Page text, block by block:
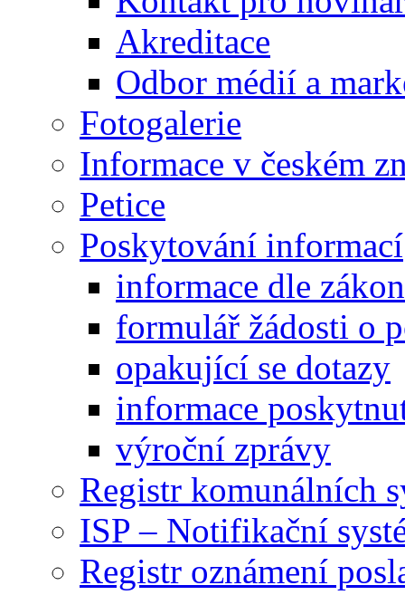
Akreditace
Odbor médií a
Fotogalerie
Informace v českém
Petice
Poskytování informací
informace dle
formulář žádosti o
opakující se dotazy
informace
výroční zprávy
Registr komunálních
ISP – Notifikační
Registr oznámení